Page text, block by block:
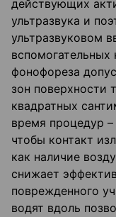
действующих
ультразвука и
ультразвуковом
вспомогательных
фонофореза
зон поверхности
квадратных
время процедур
чтобы контакт
как наличие
снижает
поврежденного
водят вдоль